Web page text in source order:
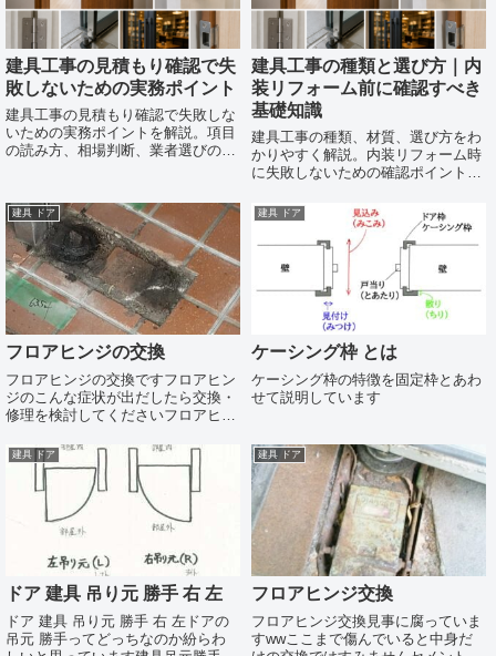
建具工事の見積もり確認で失
敗しないための実務ポイント
建具工事の見積もり確認で失敗しな
いための実務ポイントを解説。項目
の読み方、相場判断、業者選びの確
建具工事の種類と選び方｜内
装リフォーム前に確認すべき
基礎知識
建具工事の種類、材質、選び方をわ
かりやすく解説。内装リフォーム時
に失敗しないための確認ポイントと
建具 ドア
フロアヒンジの交換
フロアヒンジの交換ですフロアヒン
ジのこんな症状が出だしたら交換・
修理を検討してくださいフロアヒン
合が出るとドアが閉まる速度を制御
できなくなりバタンと閉まったり逆
に閉まらなくなったりします原因と
してはフロアヒン...
建具 ドア
ケーシング枠 とは
ケーシング枠の特徴を固定枠とあわ
せて説明しています
建具 ドア
ドア 建具 吊り元 勝手 右 左
ドア 建具 吊り元 勝手 右 左ドアの
吊元 勝手ってどっちなのか紛らわ
建具 ドア
フロアヒンジ交換
フロアヒンジ交換見事に腐っていま
すwwここまで傷んでいると中身だ